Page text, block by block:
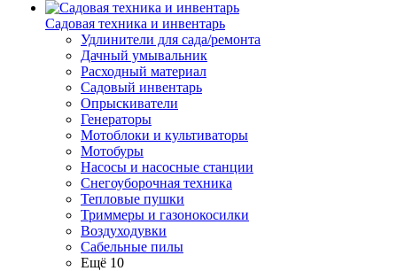
Садовая техника и инвентарь
Удлинители для сада/ремонта
Дачный умывальник
Расходный материал
Садовый инвентарь
Опрыскиватели
Генераторы
Мотоблоки и культиваторы
Мотобуры
Насосы и насосные станции
Снегоуборочная техника
Тепловые пушки
Триммеры и газонокосилки
Воздуходувки
Сабельные пилы
Ещё 10